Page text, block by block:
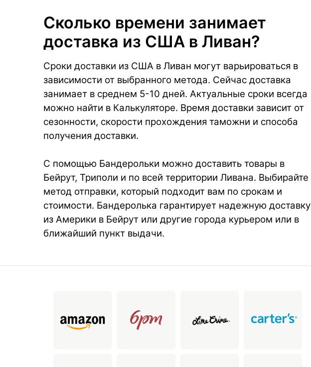
Сколько времени занимает
доставка из США в Ливан?
Сроки доставки из США в Ливан могут варьироваться в
зависимости от выбранного метода. Сейчас доставка
занимает в среднем 5-10 дней. Актуальные сроки всегда
можно найти в Калькуляторе. Время доставки зависит от
сезонности, скорости прохождения таможни и способа
получения доставки.
С помощью Бандерольки можно доставить товары в
Бейрут, Триполи и по всей территории Ливана. Выбирайте
метод отправки, который подходит вам по срокам и
стоимости. Бандеролька гарантирует надежную доставку
из Америки в Бейрут или другие города курьером или в
ближайший пункт выдачи.